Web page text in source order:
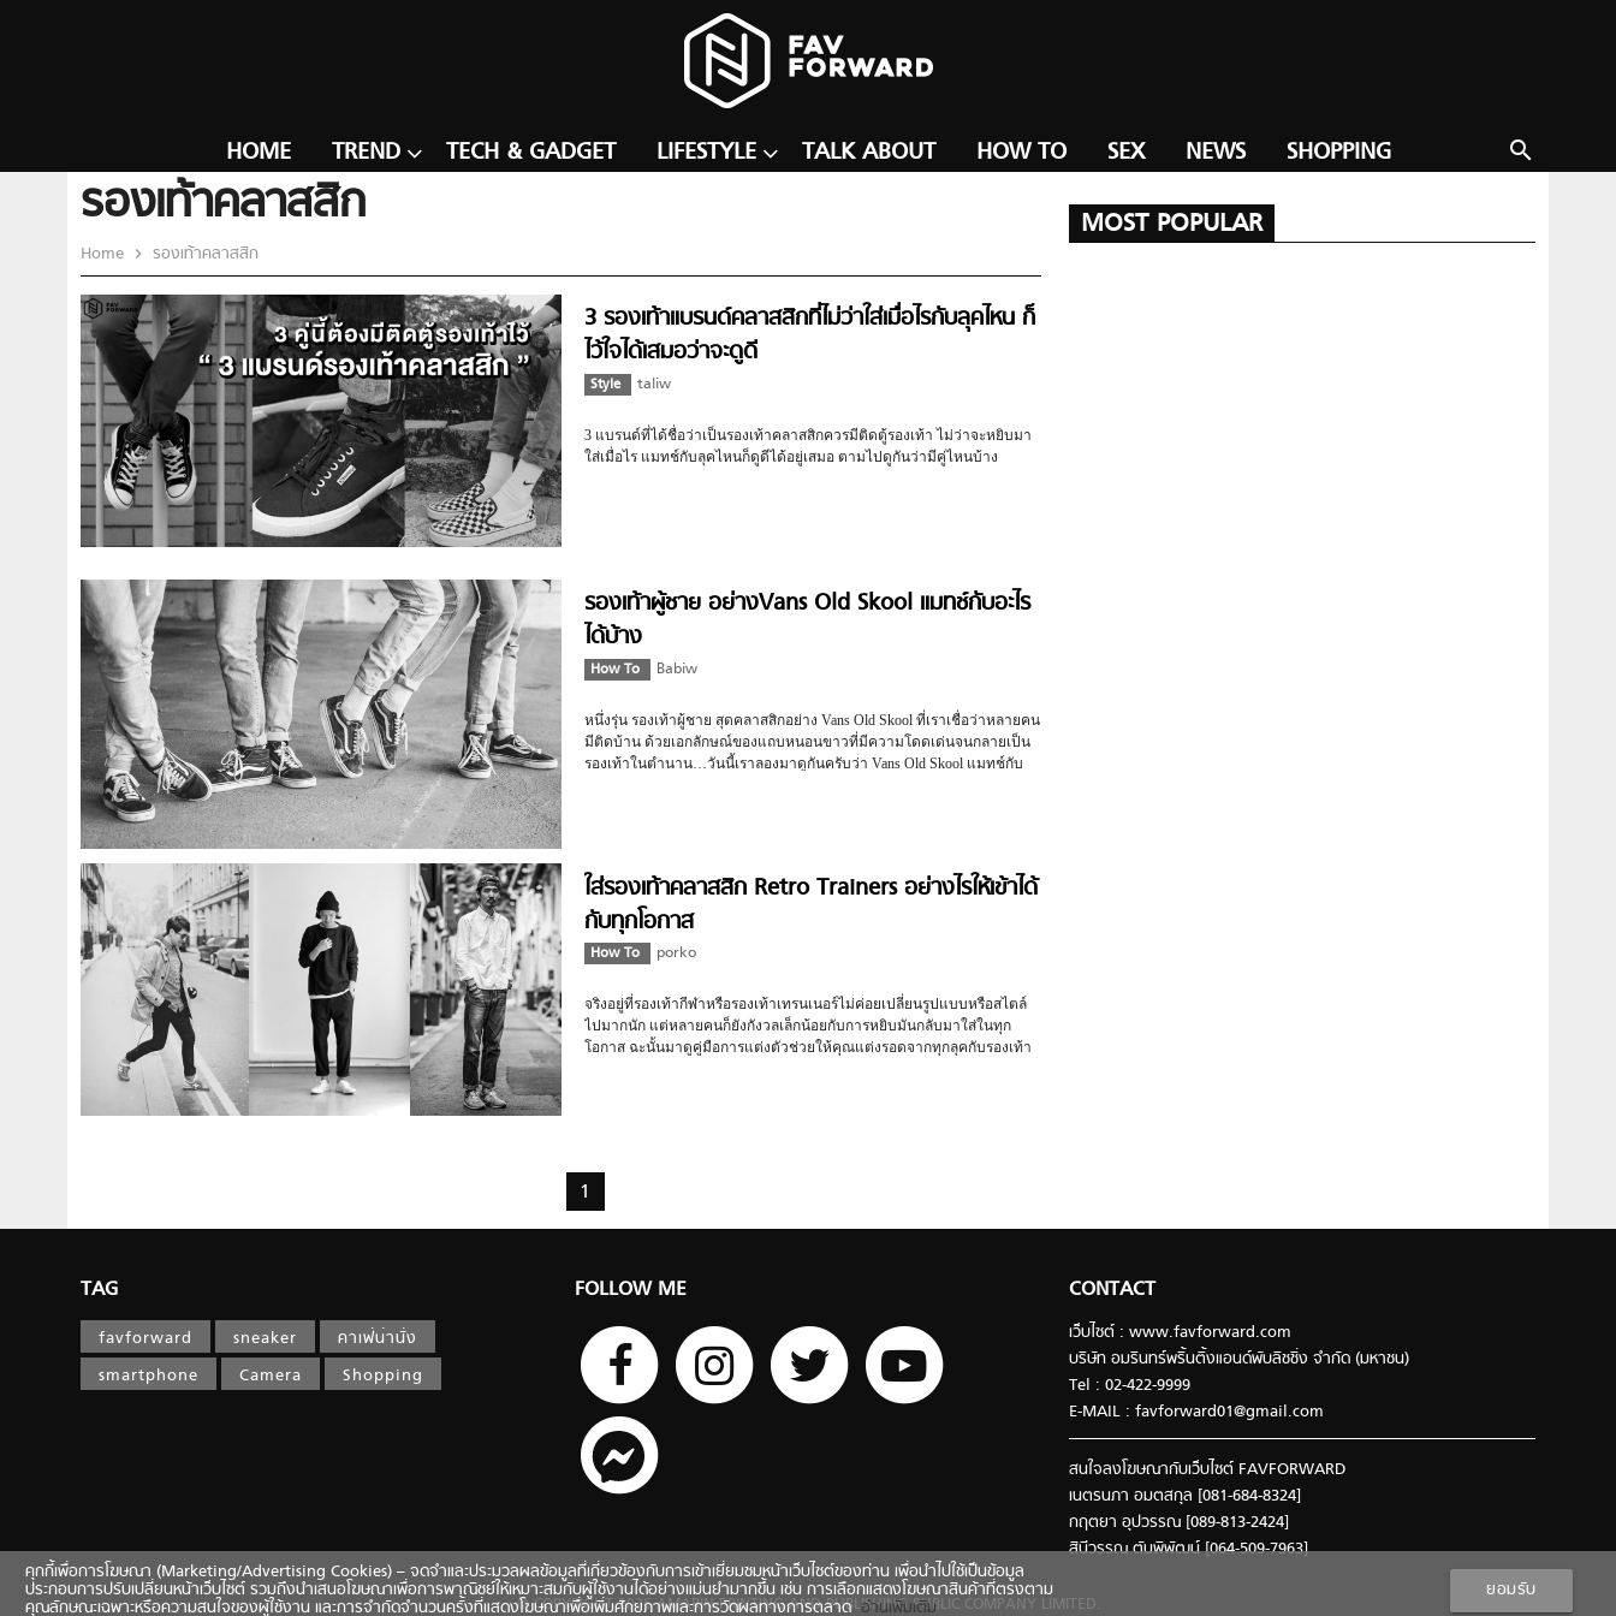
search
HOME TREND TECH & GADGET LIFESTYLE TALK ABOUT HOW TO SEX NEWS SHOPPING
รองเท้าคลาสสิก
Home รองเท้าคลาสสิก
3 รองเท้าแบรนด์คลาสสิกที่ไม่ว่าใส่เมื่อไรกับลุคไหน ก็
ไว้ใจได้เสมอว่าจะดูดี
Style taliw
3 แบรนด์ที่ได้ชื่อว่าเป็นรองเท้าคลาสสิกควรมีติดตู้รองเท้า ไม่ว่าจะหยิบมา
ใส่เมื่อไร แมทช์กับลุคไหนก็ดูดีได้อยู่เสมอ ตามไปดูกันว่ามีคู่ไหนบ้าง
รองเท้าผู้ชาย อย่างVans Old Skool แมทช์กับอะไร
ได้บ้าง
How To Babiw
หนึ่งรุ่น รองเท้าผู้ชาย สุดคลาสสิกอย่าง Vans Old Skool ที่เราเชื่อว่าหลายคน
มีติดบ้าน ด้วยเอกลักษณ์ของแถบหนอนขาวที่มีความโดดเด่นจนกลายเป็น
รองเท้าในตำนาน…วันนี้เราลองมาดูกันครับว่า Vans Old Skool แมทช์กับ
ใส่รองเท้าคลาสสิก Retro Trainers อย่างไรให้เข้าได้
กับทุกโอกาส
How To porko
จริงอยู่ที่รองเท้ากีฬาหรือรองเท้าเทรนเนอร์ไม่ค่อยเปลี่ยนรูปแบบหรือสไตล์
ไปมากนัก แต่หลายคนก็ยังกังวลเล็กน้อยกับการหยิบมันกลับมาใส่ในทุก
โอกาส ฉะนั้นมาดูคู่มือการแต่งตัวช่วยให้คุณแต่งรอดจากทุกลุคกับรองเท้า
1
MOST POPULAR
TAG
favforward sneaker
คาเฟ่น่านั่ง
smartphone
Camera Shopping
FOLLOW ME CONTACT
เว็บไซต์ : www.favforward.com
บริษัท อมรินทร์พริ้นติ้งแอนด์พับลิชชิ่ง จำกัด (มหาชน)
Tel : 02-422-9999
E-MAIL : favforward01@gmail.com
สนใจลงโฆษณากับเว็บไซต์ FAVFORWARD
เนตรนภา อมตสกุล [081-684-8324]
กฤตยา อุปวรรณ [089-813-2424]
สินีวรรณ ตันพิพัฒน์ [064-509-7963]
© COPYRIGHT 2026 AMARIN PRINTING AND PUBLISHING PUBLIC COMPANY LIMITED.
คุกกี้เพื่อการโฆษณา (Marketing/Advertising Cookies) – จดจำและประมวลผลข้อมูลที่เกี่ยวข้องกับการเข้าเยี่ยมชมหน้าเว็บไซต์ของท่าน เพื่อนำไปใช้เป็นข้อมูล
ประกอบการปรับเปลี่ยนหน้าเว็บไซต์ รวมถึงนำเสนอโฆษณาเพื่อการพาณิชย์ให้เหมาะสมกับผู้ใช้งานได้อย่างแม่นยำมากขึ้น เช่น การเลือกแสดงโฆษณาสินค้าที่ตรงตาม
คุณลักษณะเฉพาะหรือความสนใจของผู้ใช้งาน และการจำกัดจำนวนครั้งที่แสดงโฆษณาเพื่อเพิ่มศักยภาพและการวัดผลทางการตลาดอ่านเพิ่มเติม
ยอมรับ